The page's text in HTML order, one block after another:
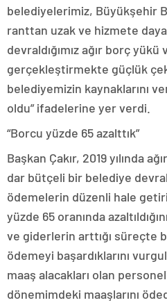
belediyelerimiz, Büyükşehir
ranttan uzak ve hizmete
devraldığımız ağır borç yükü
gerçekleştirmekte güçlük
belediyemizin kaynaklarını
oldu” ifadelerine yer verdi.
“Borcu yüzde 65 azalttık”
Başkan Çakır, 2019 yılında
dar bütçeli bir belediye
ödemelerin düzenli hale
yüzde 65 oranında
ve giderlerin arttığı süreçte
ödemeyi başardıklarını
maaş alacakları olan
dönemimdeki maaşlarını